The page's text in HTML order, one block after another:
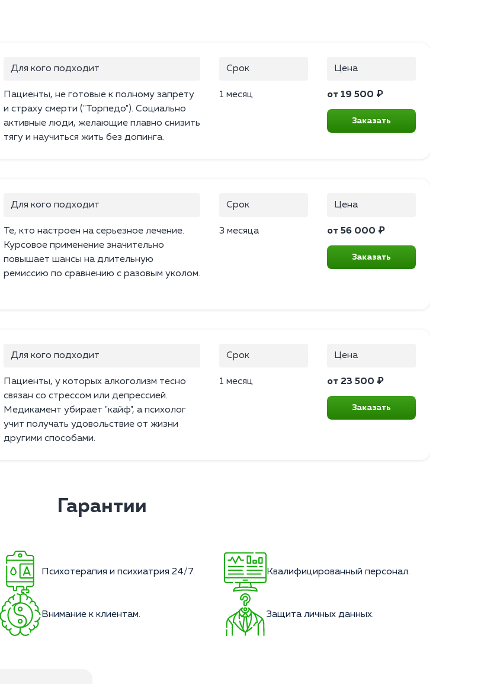
Для кого подходит
Пациенты, не готовые к полному запрету
и страху смерти ("Торпедо"). Социально
активные люди, желающие плавно снизить
тягу и научиться жить без допинга.
Срок
1 месяц
Цена
от 19 500 ₽
Заказать
Для кого подходит
Те, кто настроен на серьезное лечение.
Курсовое применение значительно
повышает шансы на длительную
ремиссию по сравнению с разовым уколом.
Срок
3 месяца
Цена
от 56 000 ₽
Заказать
Для кого подходит
Пациенты, у которых алкоголизм тесно
связан со стрессом или депрессией.
Медикамент убирает "кайф", а психолог
учит получать удовольствие от жизни
другими способами.
Срок
1 месяц
Цена
от 23 500 ₽
Заказать
Гарантии
Психотерапия и психиатрия 24/7. Квалифицированный персонал.
Внимание к клиентам. Защита личных данных.